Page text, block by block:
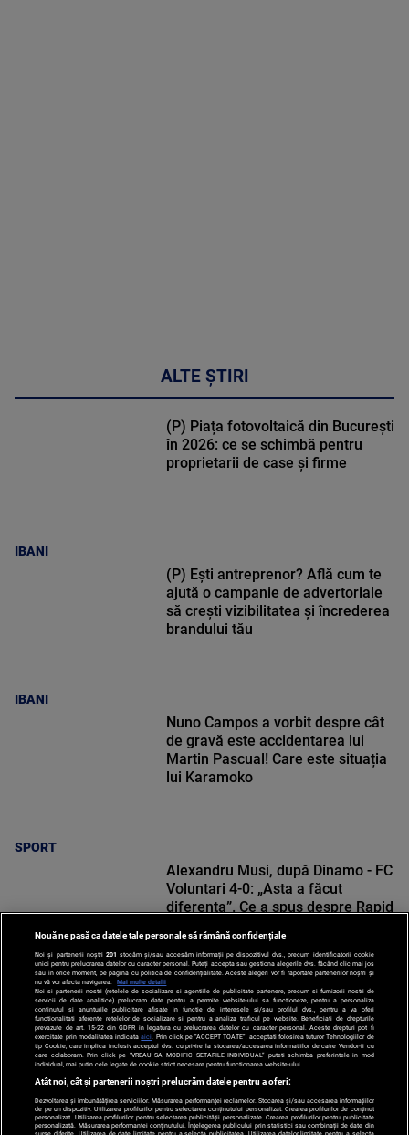
ALTE ȘTIRI
IBANI
(P) Piața fotovoltaică din București
în 2026: ce se schimbă pentru
proprietarii de case și firme
IBANI
(P) Ești antreprenor? Află cum te
ajută o campanie de advertoriale
să crești vizibilitatea și încrederea
brandului tău
SPORT
Nuno Campos a vorbit despre cât
de gravă este accidentarea lui
Martin Pascual! Care este situația
lui Karamoko
SPORT
Alexandru Musi, după Dinamo - FC
Voluntari 4-0: „Asta a făcut
diferența”. Ce a spus despre Rapid
Nouă ne pasă ca datele tale personale să rămână confidențiale
Noi și partenerii noștri 201 stocăm și/sau accesăm informații pe dispozitivul dvs., precum identificatorii cookie
unici pentru prelucrarea datelor cu caracter personal. Puteți accepta sau gestiona alegerile dvs. făcând clic mai jos
sau în orice moment, pe pagina cu politica de confidențialitate. Aceste alegeri vor fi raportate partenerilor noștri și
nu vă vor afecta navigarea.
Mai multe detalii
Noi si partenerii nostri (retelele de socializare si agentiile de publicitate partenere, precum si furnizorii nostri de
servicii de date analitice) prelucram date pentru a permite website-ului sa functioneze, pentru a personaliza
continutul si anunturile publicitare afisate in functie de interesele si/sau profilul dvs., pentru a va oferi
functionalitati aferente retelelor de socializare si pentru a analiza traficul pe website. Beneficiati de drepturile
prevazute de art. 15-22 din GDPR in legatura cu prelucrarea datelor cu caracter personal. Aceste drepturi pot fi
exercitate prin modalitatea indicataaici . Prin click pe “ACCEPT TOATE”, acceptati folosirea tuturor Tehnologiilor de
tip Cookie, care implica inclusiv acceptul dvs. cu privire la stocarea/accesarea informatiilor de catre Vendor-ii cu
care colaboram. Prin click pe “VREAU SA MODIFIC SETARILE INDIVIDUAL” puteti schimba preferintele in mod
individual, mai putin cele legate de cookie strict necesare pentru functionarea website-ului.
Atât noi, cât și partenerii noștri prelucrăm datele pentru a oferi:
Dezvoltarea și îmbunătățirea serviciilor. Măsurarea performanței reclamelor. Stocarea și/sau accesarea informațiilor
de pe un dispozitiv. Utilizarea profilurilor pentru selectarea conținutului personalizat. Crearea profilurilor de conținut
personalizat. Utilizarea profilurilor pentru selectarea publicității personalizate. Crearea profilurilor pentru publicitate
personalizată. Măsurarea performanței conținutului. Înțelegerea publicului prin statistici sau combinații de date din